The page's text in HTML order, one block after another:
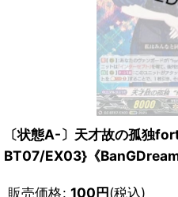
〔状態A-〕天才故の孤独
BT07/EX03}《
販売価格: 100円(税込)